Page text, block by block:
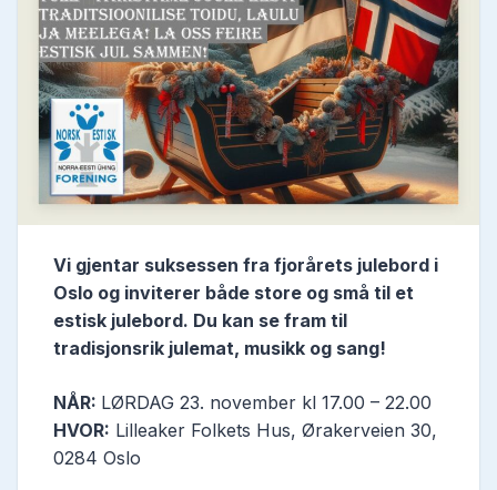
Vi gjentar suksessen fra fjorårets julebord i
Oslo og inviterer både store og små til et
estisk julebord. Du kan se fram til
tradisjonsrik julemat, musikk og sang!
NÅR: LØRDAG 23. november kl 17.00 – 22.00
HVOR: Lilleaker Folkets Hus, Ørakerveien 30,
0284 Oslo